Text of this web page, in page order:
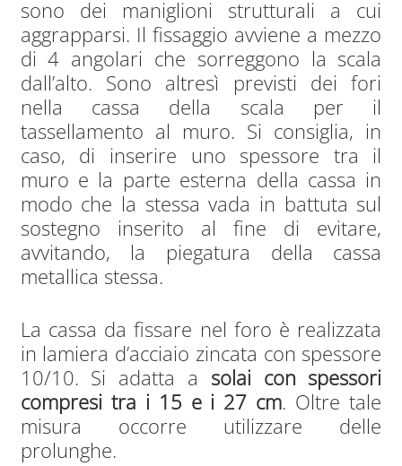
sono dei maniglioni strutturali a cui
aggrapparsi. Il fissaggio avviene a mezzo
di 4 angolari che sorreggono la scala
dall’alto. Sono altresì previsti dei fori
nella cassa della scala per il
tassellamento al muro. Si consiglia, in
caso, di inserire uno spessore tra il
muro e la parte esterna della cassa in
modo che la stessa vada in battuta sul
sostegno inserito al fine di evitare,
avvitando, la piegatura della cassa
metallica stessa.
La cassa da fissare nel foro è realizzata
in lamiera d’acciaio zincata con spessore
10/10. Si adatta a solai con spessori
compresi tra i 15 e i 27 cm. Oltre tale
misura occorre utilizzare delle
prolunghe.